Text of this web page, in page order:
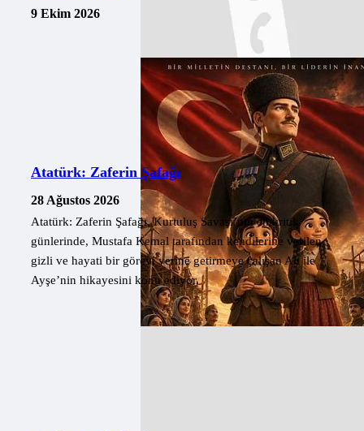
9 Ekim 2026
Atatürk: Zaferin Şafağı
28 Ağustos 2026
Atatürk: Zaferin Şafağı, Kurtuluş Savaşı’nın en kritik
günlerinde, Mustafa Kemal tarafından kendilerine verilen
gizli ve hayati bir görevi yerine getirmeye çalışan Ali ile
Ayşe’nin hikayesini konu ediyor.